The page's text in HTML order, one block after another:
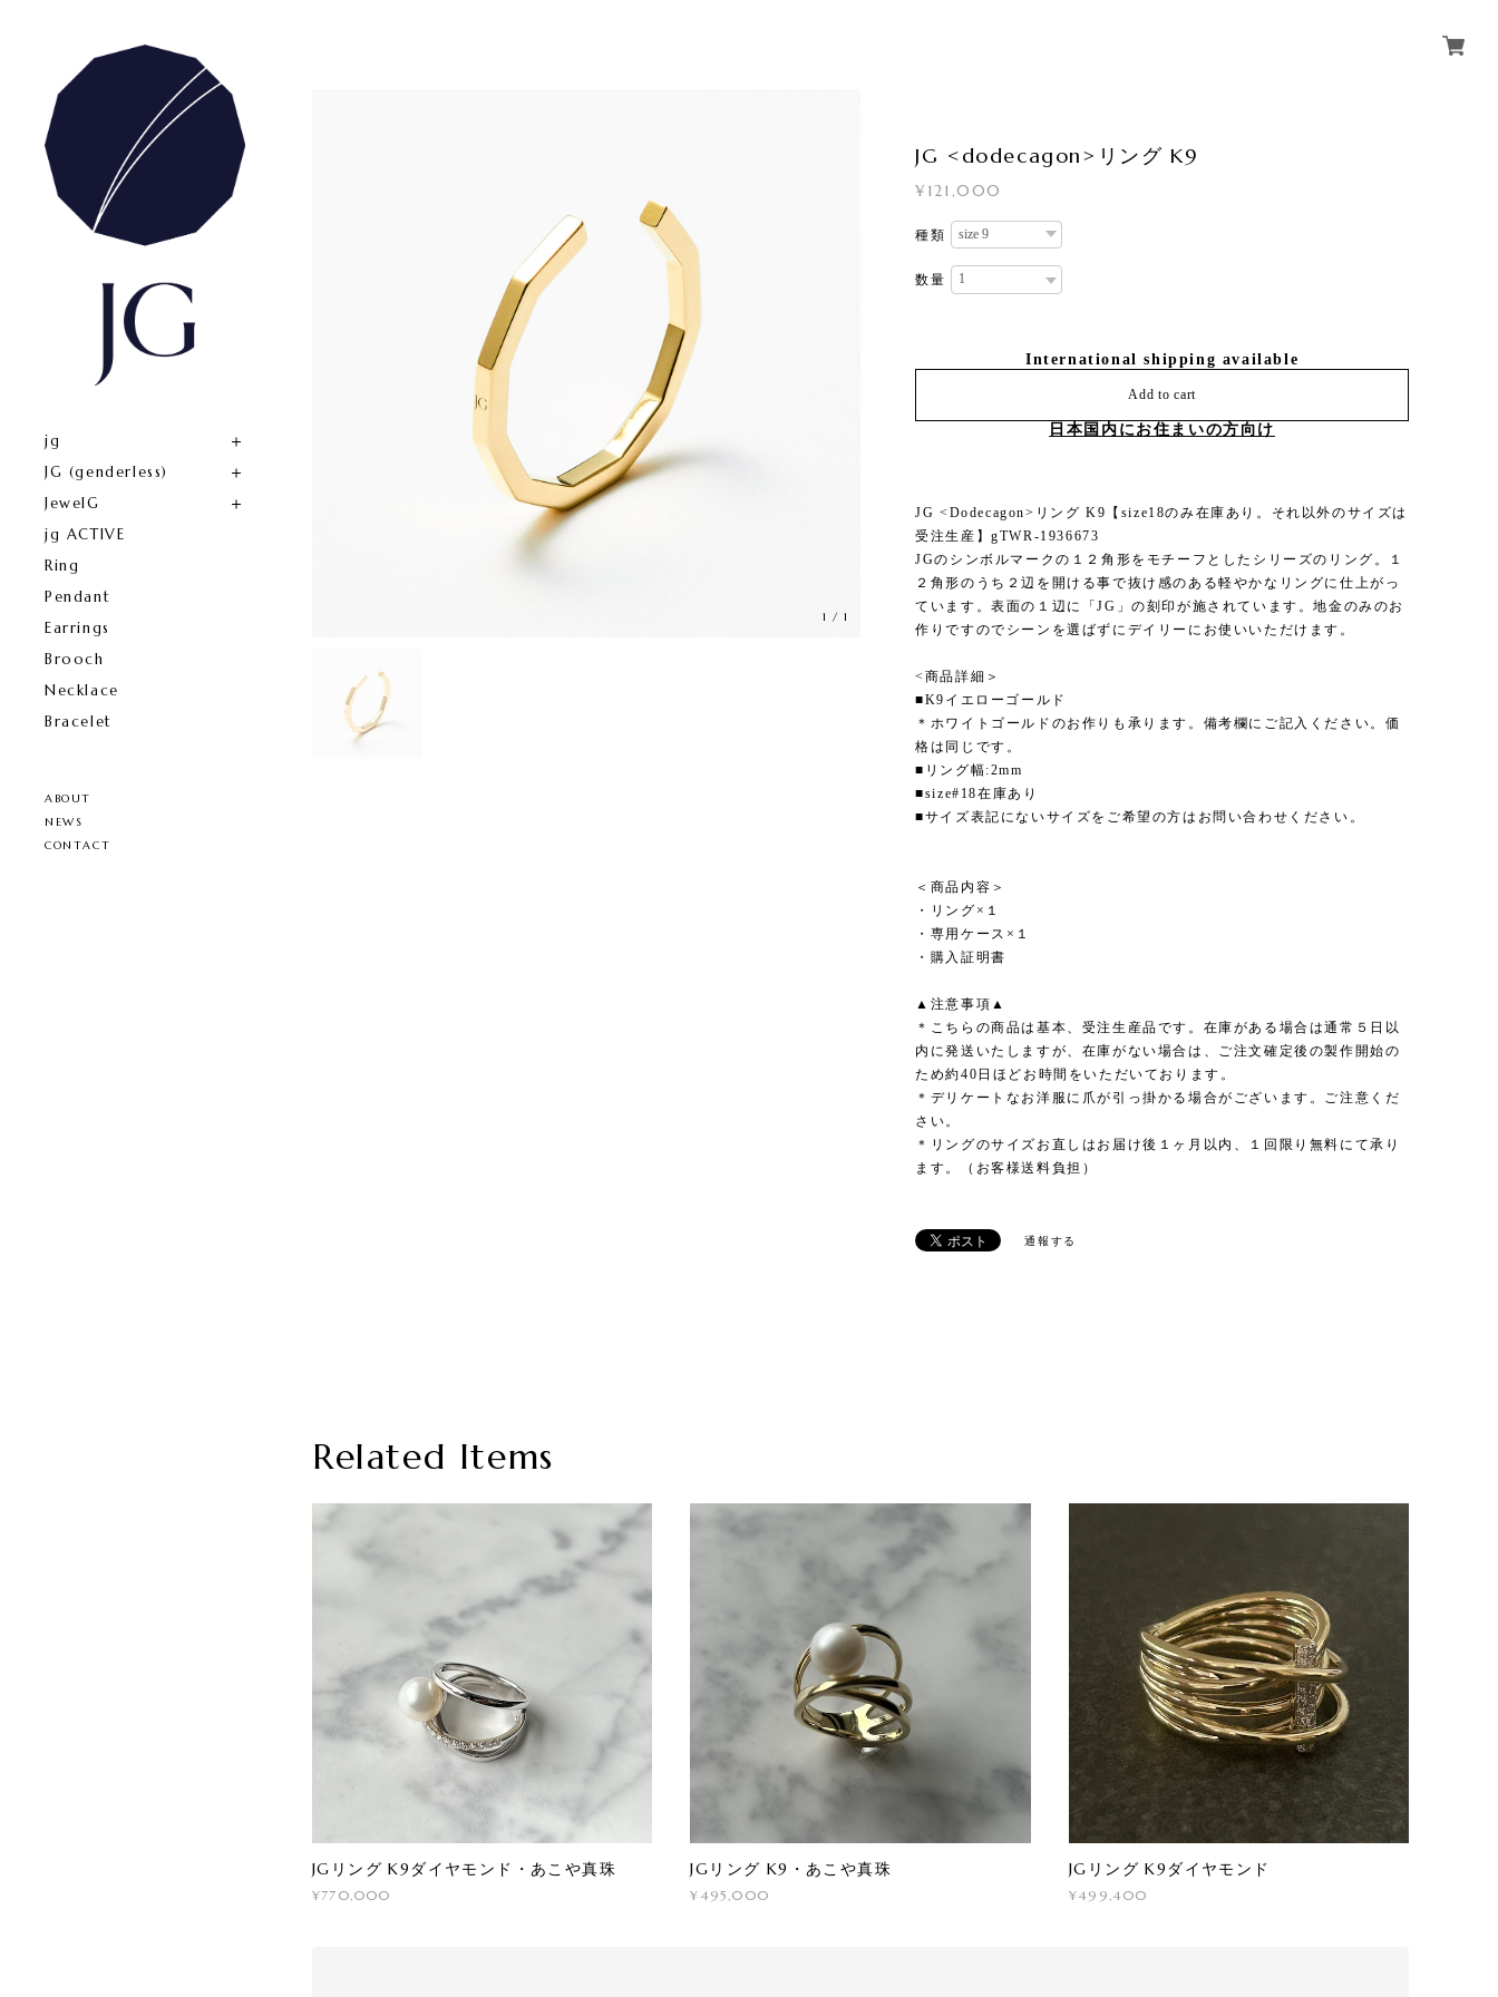
jg
JG (genderless)
JewelG
jg ACTIVE
Ring
Pendant
Earrings
Brooch
Necklace
Bracelet
ABOUT
NEWS
CONTACT
1 /1
JG <dodecagon>リング K9
¥121,000
種類
数量
International shipping available
Add to cart
日本国内にお住まいの方向け
JG <Dodecagon>リング K9【size18のみ在庫あり。それ以外のサイズは
受注生産】gTWR-1936673
JGのシンボルマークの１２角形をモチーフとしたシリーズのリング。１
２角形のうち２辺を開ける事で抜け感のある軽やかなリングに仕上がっ
ています。表面の１辺に「JG」の刻印が施されています。地金のみのお
作りですのでシーンを選ばずにデイリーにお使いいただけます。
<商品詳細＞
■K9イエローゴールド
＊ホワイトゴールドのお作りも承ります。備考欄にご記入ください。価
格は同じです。
■リング幅:2mm
■size#18在庫あり
■サイズ表記にないサイズをご希望の方はお問い合わせください。
＜商品内容＞
・リング×１
・専用ケース×１
・購入証明書
▲注意事項▲
＊こちらの商品は基本、受注生産品です。在庫がある場合は通常５日以
内に発送いたしますが、在庫がない場合は、ご注文確定後の製作開始の
ため約40日ほどお時間をいただいております。
＊デリケートなお洋服に爪が引っ掛かる場合がございます。ご注意くだ
さい。
＊リングのサイズお直しはお届け後１ヶ月以内、１回限り無料にて承り
ます。（お客様送料負担）
通報する
Related Items
JGリング K9ダイヤモンド・あこや真珠
¥770,000
JGリング K9・あこや真珠
¥495,000
JGリング K9ダイヤモンド
¥499,400